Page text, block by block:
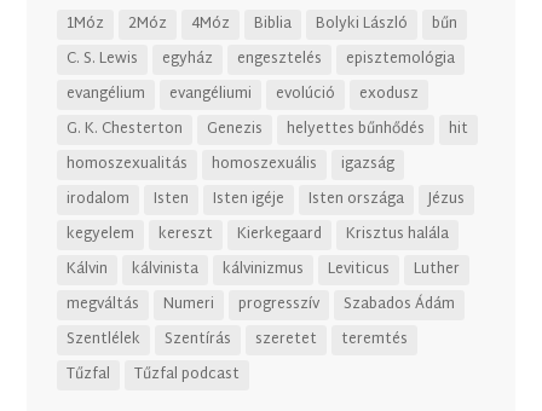
1Móz 2Móz 4Móz Biblia Bolyki László
bűn
C. S. Lewis
egyház engesztelés
episztemológia
evangélium
evangéliumi evolúció
exodusz
G. K. Chesterton
Genezis helyettes bűnhődés
hit
homoszexualitás
homoszexuális
igazság
irodalom
Isten Isten igéje Isten országa
Jézus
kegyelem
kereszt Kierkegaard
Krisztus halála
Kálvin
kálvinista kálvinizmus Leviticus
Luther
megváltás
Numeri progresszív
Szabados Ádám
Szentlélek
Szentírás szeretet
teremtés
Tűzfal
Tűzfal podcast